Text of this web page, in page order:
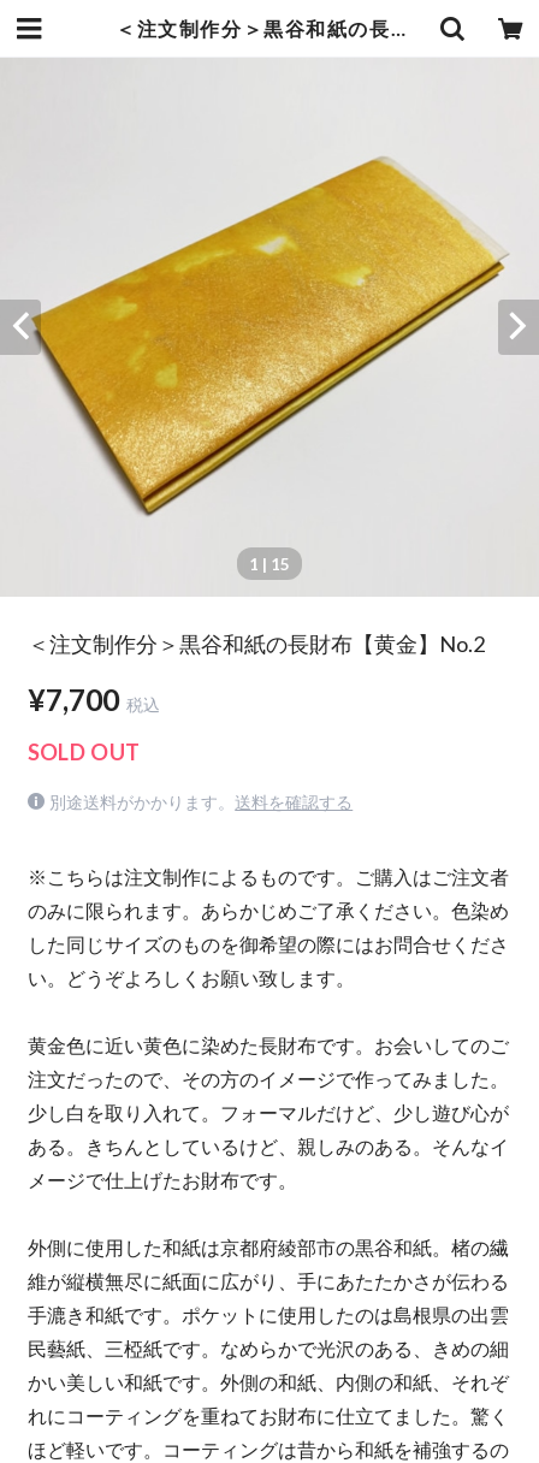
＜注文制作分＞黒谷和紙の長財布【黄金】No.2 | 暮らしの中の和紙のかたち
1 | 15
＜注文制作分＞黒谷和紙の長財布【黄金】No.2
¥7,700 税込
SOLD OUT
別途送料がかかります。 送料を確認する
※こちらは注文制作によるものです。ご購入はご注文者
のみに限られます。あらかじめご了承ください。色染め
した同じサイズのものを御希望の際にはお問合せくださ
い。どうぞよろしくお願い致します。
黄金色に近い黄色に染めた長財布です。お会いしてのご
注文だったので、その方のイメージで作ってみました。
少し白を取り入れて。フォーマルだけど、少し遊び心が
ある。きちんとしているけど、親しみのある。そんなイ
メージで仕上げたお財布です。
外側に使用した和紙は京都府綾部市の黒谷和紙。楮の繊
維が縦横無尽に紙面に広がり、手にあたたかさが伝わる
手漉き和紙です。ポケットに使用したのは島根県の出雲
民藝紙、三椏紙です。なめらかで光沢のある、きめの細
かい美しい和紙です。外側の和紙、内側の和紙、それぞ
れにコーティングを重ねてお財布に仕立てました。驚く
ほど軽いです。コーティングは昔から和紙を補強するの